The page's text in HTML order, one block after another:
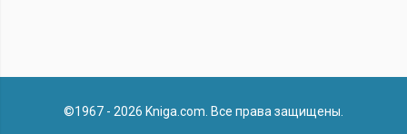
©1967 - 2026 Kniga.com. Все права защищены.